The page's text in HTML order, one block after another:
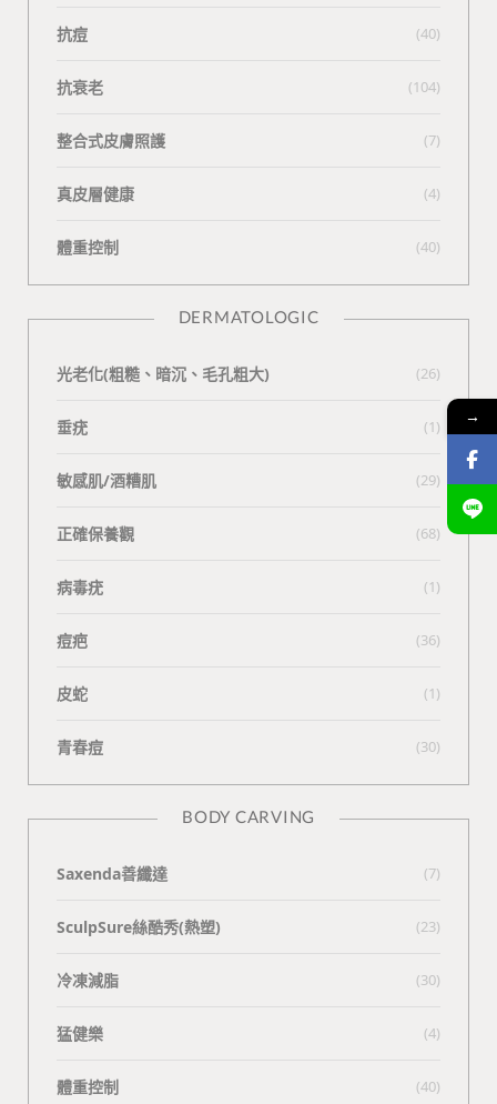
抗痘 (40)
抗衰老 (104)
整合式皮膚照護 (7)
真皮層健康 (4)
體重控制 (40)
DERMATOLOGIC
光老化(粗糙、暗沉、毛孔粗大) (26)
垂疣 (1)
敏感肌/酒糟肌 (29)
正確保養觀 (68)
病毒疣 (1)
痘疤 (36)
皮蛇 (1)
青春痘 (30)
BODY CARVING
Saxenda善纖達 (7)
SculpSure絲酷秀(熱塑) (23)
冷凍減脂 (30)
猛健樂 (4)
體重控制 (40)
→